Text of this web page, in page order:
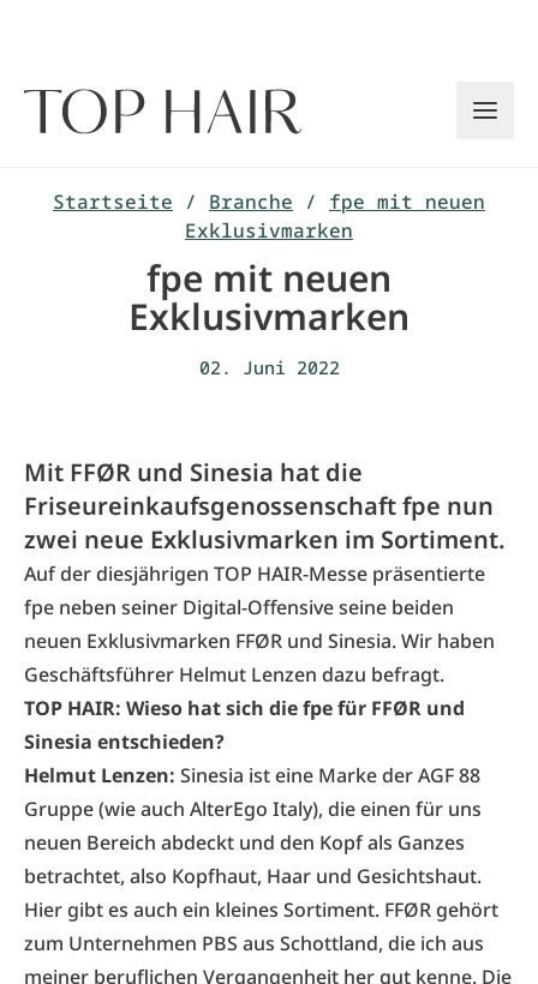
Startseite / Branche / fpe mit neuen
Exklusivmarken
fpe mit neuen
Exklusivmarken
02. Juni 2022
Mit FFØR und Sinesia hat die
Friseureinkaufsgenossenschaft fpe nun
zwei neue Exklusivmarken im Sortiment.
Auf der diesjährigen TOP HAIR-Messe präsentierte
fpe neben seiner Digital-Offensiveseine beiden
neuen Exklusivmarken FFØR und Sinesia. Wir haben
Geschäftsführer Helmut Lenzen dazu befragt.
TOP HAIR: Wieso hat sich die fpe für FFØR und
Sinesia entschieden?
Helmut Lenzen: Sinesia ist eine Marke der AGF 88
Gruppe (wie auch AlterEgo Italy), die einen für uns
neuen Bereich abdeckt und den Kopf als Ganzes
betrachtet, also Kopfhaut, Haar und Gesichtshaut.
Hier gibt es auch ein kleines Sortiment. FFØR gehört
zum Unternehmen PBS aus Schottland, die ich aus
meiner beruflichen Vergangenheit her gut kenne. Die